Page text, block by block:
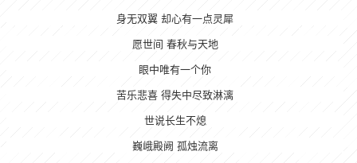
身无双翼 却心有一点灵犀
愿世间 春秋与天地
眼中唯有一个你
苦乐悲喜 得失中尽致淋漓
世说长生不熄
巍峨殿阙 孤烛流离